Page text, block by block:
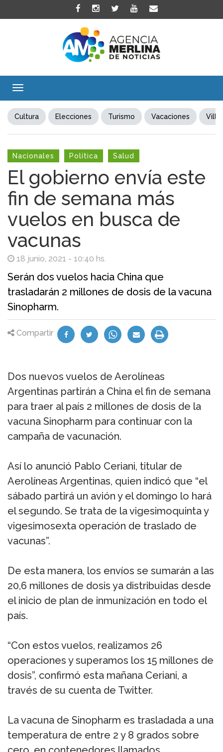
Toggle
Cultura Elecciones Turismo Vacaciones Villa
Nacionales Política Salud
El gobierno envía este
fin de semana más
vuelos en busca de
vacunas
18 junio, 2021 - 10:40 hs.
Serán dos vuelos hacia China que
trasladarán 2 millones de dosis de la vacuna
Sinopharm.
Compartir
Dos nuevos vuelos de Aerolíneas
Argentinas partirán a China el fin de semana
para traer al país 2 millones de dosis de la
vacuna Sinopharm para continuar con la
campaña de vacunación.
Así lo anunció Pablo Ceriani, titular de
Aerolíneas Argentinas, quien indicó que “el
sábado partirá un avión y el domingo lo hará
el segundo. Se trata de la vigesimoquinta y
vigesimosexta operación de traslado de
vacunas”.
De esta manera, los envíos se sumarán a las
20,6 millones de dosis ya distribuidas desde
el inicio de plan de inmunización en todo el
país.
“Con estos vuelos, realizamos 26
operaciones y superamos los 15 millones de
dosis”, confirmó esta mañana Ceriani, a
través de su cuenta de Twitter.
La vacuna de Sinopharm es trasladada a una
temperatura de entre 2 y 8 grados sobre